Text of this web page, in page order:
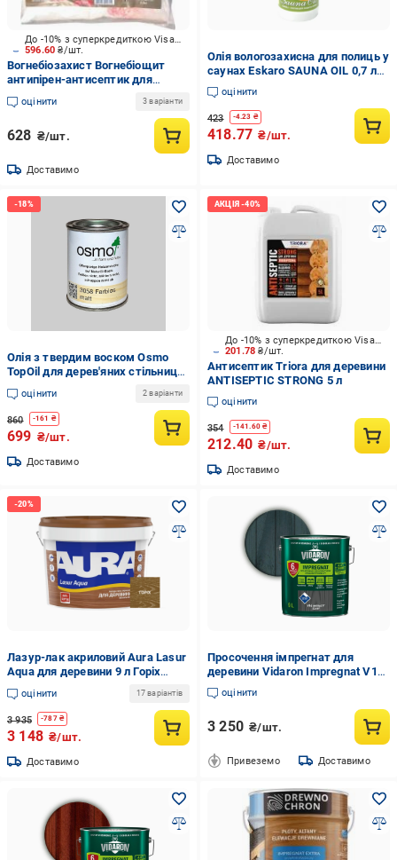
596.60₴/шт.
До -10% з суперкредиткою Visa Вигода
Вогнебіозахист Вогнебіощит
антипірен-антисептик для
зовнішніх і вутренніх робіт суха
суміш зелений 2,5 кг
оцінити 3 варіанти
628 ₴/шт.
Доставимо
Олія вологозахисна для полиць у
саунах Eskaro SAUNA OIL 0,7 л
(1702139655)
оцінити
423 -4.23 ₴
418.77 ₴/шт.
Доставимо
Олія з твердим воском Osmo
TopOil для дерев'яних стільниць
та меблів 0,125 л 3058
Безбарвний матовий (3058-125)
оцінити 2 варіанти
860 -161 ₴
699 ₴/шт.
Доставимо
201.78₴/шт.
До -10% з суперкредиткою Visa Вигода
Антисептик Triora для деревини
ANTISEPTIC STRONG 5 л
оцінити
354 -141.60₴
212.40 ₴/шт.
Доставимо
Лазур-лак акриловий Aura Lasur
Aqua для деревини 9 л Горіх
(2571707698)
оцінити 17 варіантів
3 935 -787₴
3 148 ₴/шт.
Доставимо
Просочення імпрегнат для
деревини Vidaron Impregnat V16
9 л Сірий антрацит
оцінити
3 250 ₴/шт.
Привеземо Доставимо